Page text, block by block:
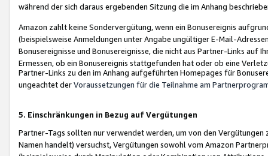
während der sich daraus ergebenden Sitzung die im Anhang
Amazon zahlt keine Sondervergütung, wenn ein Bonusereignis
(beispielsweise Anmeldungen unter Angabe ungültiger E-Mail-
Bonusereignisse und Bonusereignisse, die nicht aus Partner-Links auf
Ermessen, ob ein Bonusereignis stattgefunden hat oder ob eine
Partner-Links zu den im Anhang aufgeführten Homepages für
ungeachtet derVoraussetzungen für die Teilnahme am
5. Einschränkungen in Bezug auf Vergütungen
Partner-Tags sollten nur verwendet werden, um von den
Namen handelt) versuchst, Vergütungen sowohl vom Amazon